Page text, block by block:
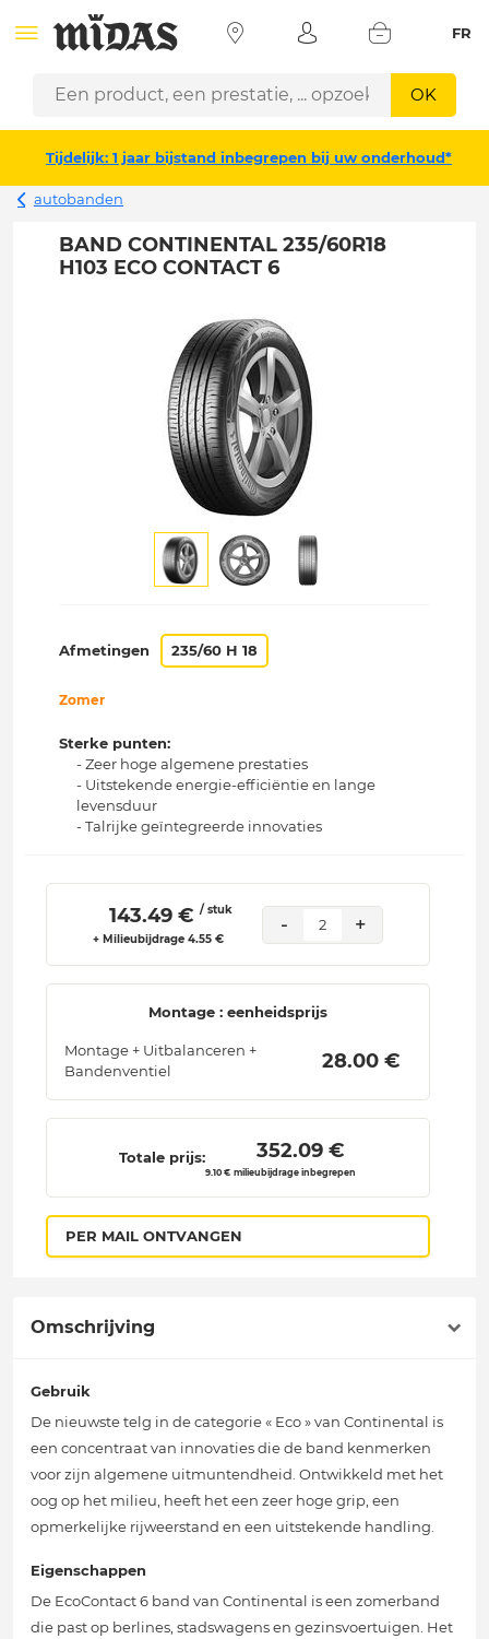
FR
OK
Tijdelijk: 1 jaar bijstand inbegrepen bij uw onderhoud*
autobanden
BAND CONTINENTAL 235/60R18
H103 ECO CONTACT 6
Afmetingen 235/60 H 18
Zomer
Sterke punten:
- Zeer hoge algemene prestaties
- Uitstekende energie-efficiëntie en lange
levensduur
- Talrijke geïntegreerde innovaties
143.49 € / stuk
+ Milieubijdrage 4.55 €
- 2 +
Montage : eenheidsprijs
Montage + Uitbalanceren +
Bandenventiel
28.00 €
Totale prijs: 352.09 €
9.10 € milieubijdrage inbegrepen
PER MAIL ONTVANGEN
Omschrijving
Gebruik
De nieuwste telg in de categorie « Eco » van Continental is
een concentraat van innovaties die de band kenmerken
voor zijn algemene uitmuntendheid. Ontwikkeld met het
oog op het milieu, heeft het een zeer hoge grip, een
opmerkelijke rijweerstand en een uitstekende handling.
Eigenschappen
De EcoContact 6 band van Continental is een zomerband
die past op berlines, stadswagens en gezinsvoertuigen. Het